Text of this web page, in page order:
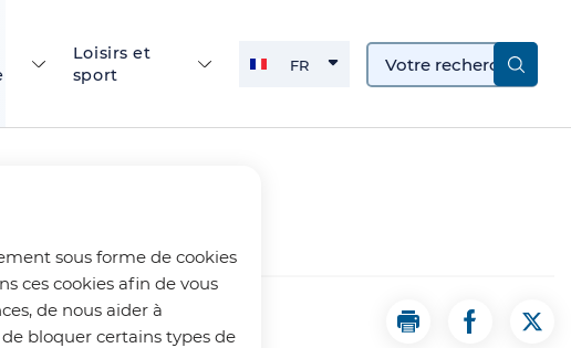
sous forme de cookies
ces cookies afin de vous
de nous aider à
bloquer certains types de
Loisirs et
sport
FR
FRANÇAIS ACTIVE
Imprimer la page
Partager la